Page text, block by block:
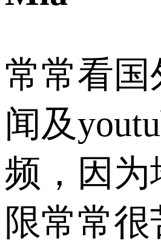
常常看国
闻及
频，因为
限常常很